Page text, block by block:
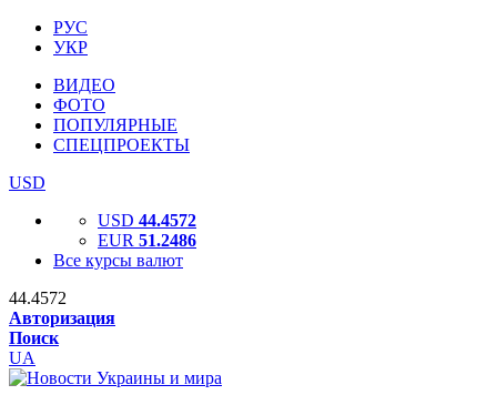
РУС
УКР
ВИДЕО
ФОТО
ПОПУЛЯРНЫЕ
СПЕЦПРОЕКТЫ
USD
USD 44.4572
EUR 51.2486
Все курсы валют
44.4572
Авторизация
Поиск
UA